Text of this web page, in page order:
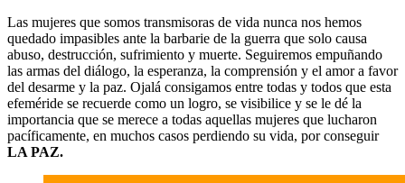
Las mujeres que somos transmisoras de vida nunca nos hemos
quedado impasibles ante la barbarie de la guerra que solo causa
abuso, destrucción, sufrimiento y muerte. Seguiremos empuñando
las armas del diálogo, la esperanza, la comprensión y el amor a favor
del desarme y la paz. Ojalá consigamos entre todas y todos que esta
efeméride se recuerde como un logro, se visibilice y se le dé la
importancia que se merece a todas aquellas mujeres que lucharon
pacíficamente, en muchos casos perdiendo su vida, por conseguir
LA PAZ.